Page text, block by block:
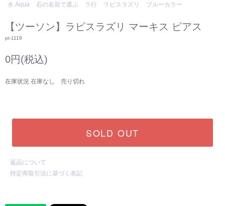
水 Aqua
石の名前で選ぶ ラ行 ラピスラズリ ブルーカラー
【ツーソン】ラピスラズリ マーキス ピアス
pt-1119
0円(税込)
在庫状況 在庫なし 売り切れ
SOLD OUT
返品について
特定商取引法に基づく表記